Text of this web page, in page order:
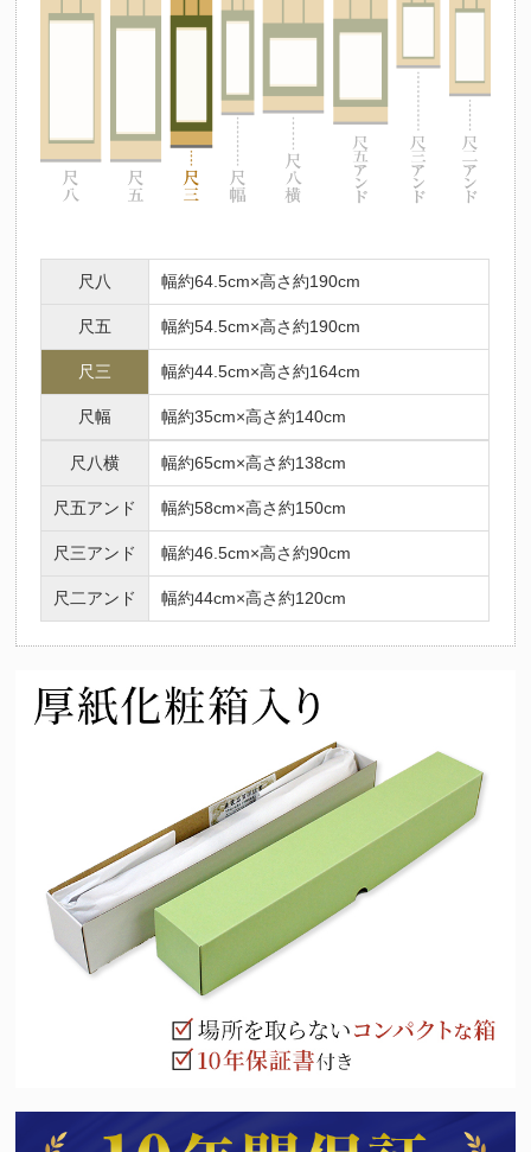
尺八 幅約64.5cm×高さ約190cm
尺五 幅約54.5cm×高さ約190cm
尺三 幅約44.5cm×高さ約164cm
尺幅 幅約35cm×高さ約140cm
尺八横 幅約65cm×高さ約138cm
尺五アンド 幅約58cm×高さ約150cm
尺三アンド 幅約46.5cm×高さ約90cm
尺二アンド 幅約44cm×高さ約120cm